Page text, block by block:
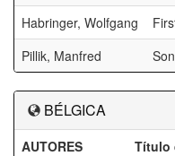
Habringer, Wolfgang
Pillik, Manfred
BÉLGICA
AUTORES Título